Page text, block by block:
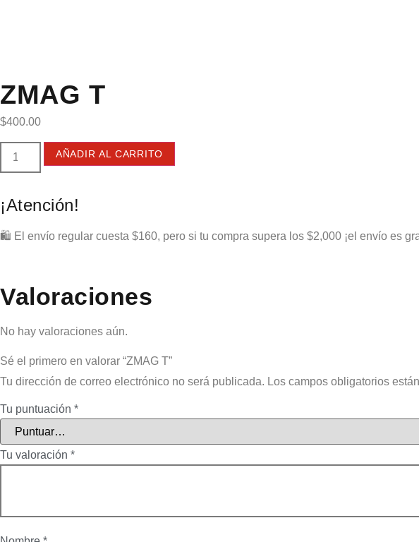
ZMAG T
$400.00
AÑADIR AL CARRITO
¡Atención!
🛍️ El envío regular cuesta $160, pero si tu compra supera los $2,000 ¡el envío es
Valoraciones
No hay valoraciones aún.
Sé el primero en valorar “ZMAG T”
Tu dirección de correo electrónico no será publicada. Los campos obligatorios
Tu puntuación *
Tu valoración *